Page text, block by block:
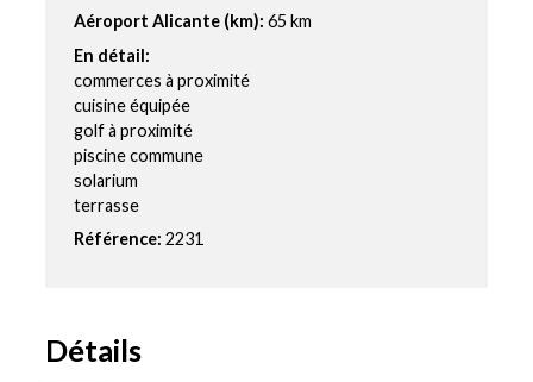
Aéroport Alicante (km): 65 km
En détail:
commerces à proximité
cuisine équipée
golf à proximité
piscine commune
solarium
terrasse
Référence:2231
Détails